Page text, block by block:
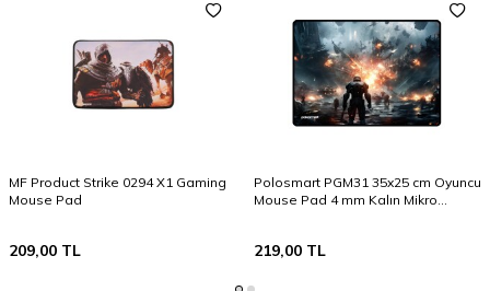
MF Product Strike 0294 X1 Gaming
Mouse Pad
209,00 TL
Polosmart PGM31 35x25 cm Oyuncu
Mouse Pad 4 mm Kalın Mikro
219,00TL